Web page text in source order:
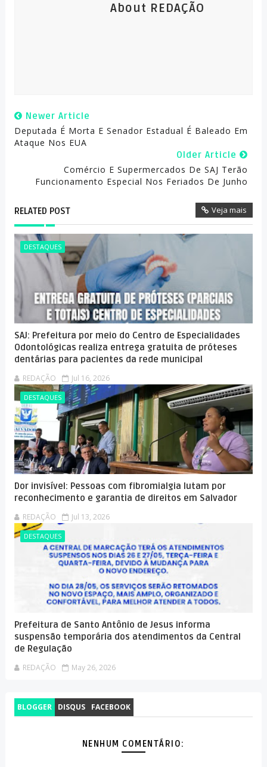
About REDAÇÃO
Newer Article
Deputada É Morta E Senador Estadual É Baleado Em
Ataque Nos EUA
Older Article
Comércio E Supermercados De SAJ Terão
Funcionamento Especial Nos Feriados De Junho
RELATED POST Veja mais
DESTAQUES
SAJ: Prefeitura por meio do Centro de Especialidades
Odontológicas realiza entrega gratuita de próteses
dentárias para pacientes da rede municipal
REDAÇÃO Jul 16, 2026
DESTAQUES
Dor invisível: Pessoas com fibromialgia lutam por
reconhecimento e garantia de direitos em Salvador
REDAÇÃO Jul 13, 2026
DESTAQUES
Prefeitura de Santo Antônio de Jesus informa
suspensão temporária dos atendimentos da Central
de Regulação
REDAÇÃO May 26, 2026
BLOGGER DISQUS FACEBOOK
NENHUM COMENTÁRIO: